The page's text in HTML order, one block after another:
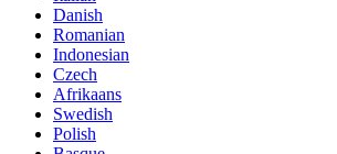
Danish
Romanian
Indonesian
Czech
Afrikaans
Swedish
Polish